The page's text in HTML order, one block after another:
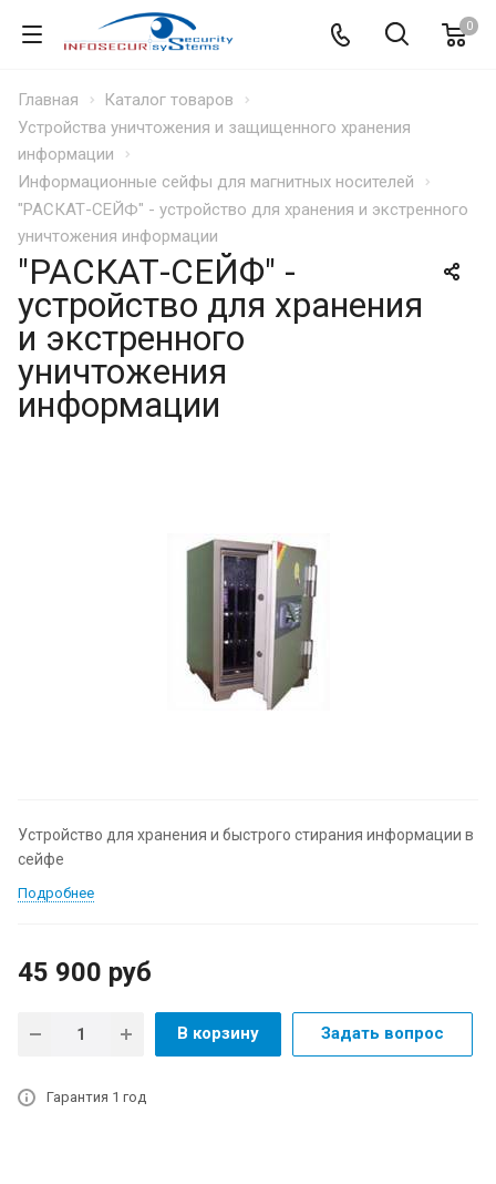
0
Главная
Каталог товаров
Устройства уничтожения и защищенного хранения
информации
Информационные сейфы для магнитных носителей
"РАСКАТ-СЕЙФ" - устройство для хранения и экстренного
уничтожения информации
"РАСКАТ-СЕЙФ" -
устройство для хранения
и экстренного
уничтожения
информации
Устройство для хранения и быстрого стирания информации в
сейфе
Подробнее
45 900 руб
В корзину Задать вопрос
Гарантия 1 год